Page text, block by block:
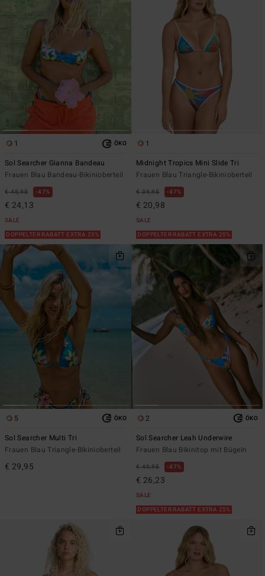
1 ÖKO
Sol Searcher Gianna Bandeau
Frauen Blau Bandeau-Bikinioberteil
€ 45,95 47%
€ 24,13
SALE
DOPPELTER RABATT EXTRA 25%
1
Midnight Tropics Mini Slide Tri
Frauen Blau Triangle-Bikinioberteil
€ 39,95 47%
€ 20,98
SALE
DOPPELTER RABATT EXTRA 25%
5 ÖKO
Sol Searcher Multi Tri
Frauen Blau Triangle-Bikinioberteil
€ 29,95
2 ÖKO
Sol Searcher Leah Underwire
Frauen Blau Bikinitop mit Bügeln
€ 49,95 47%
€ 26,23
SALE
DOPPELTER RABATT EXTRA 25%